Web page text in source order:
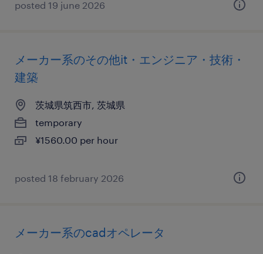
posted 19 june 2026
メーカー系のその他it・エンジニア・技術・
建築
茨城県筑西市, 茨城県
temporary
¥1560.00 per hour
posted 18 february 2026
メーカー系のcadオペレータ